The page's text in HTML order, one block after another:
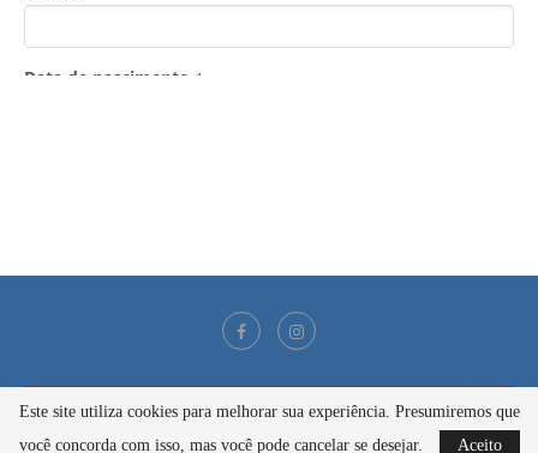
@2021 - Todos os direitos reservados
Este site utiliza cookies para melhorar sua experiência. Presumiremos que
você concorda com isso, mas você pode cancelar se desejar.
Aceito